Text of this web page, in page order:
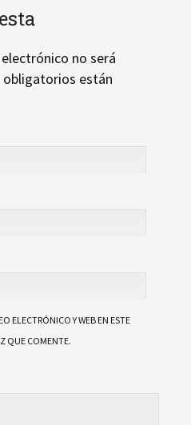
no será
obligatorios están
ELECTRÓNICO Y WEB EN ESTE
QUE COMENTE.